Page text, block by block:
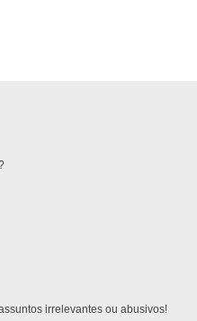
irrelevantes ou abusivos!